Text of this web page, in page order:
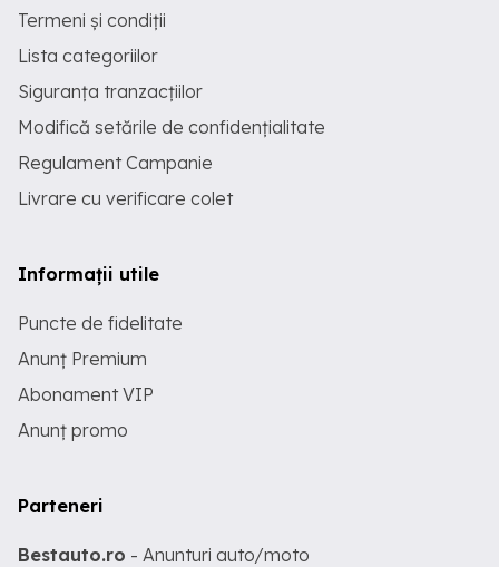
Termeni și condiții
Lista categoriilor
Siguranța tranzacțiilor
Modifică setările de confidențialitate
Regulament Campanie
Livrare cu verificare colet
Informații utile
Puncte de fidelitate
Anunț Premium
Abonament VIP
Anunț promo
Parteneri
Bestauto.ro - Anunturi auto/moto